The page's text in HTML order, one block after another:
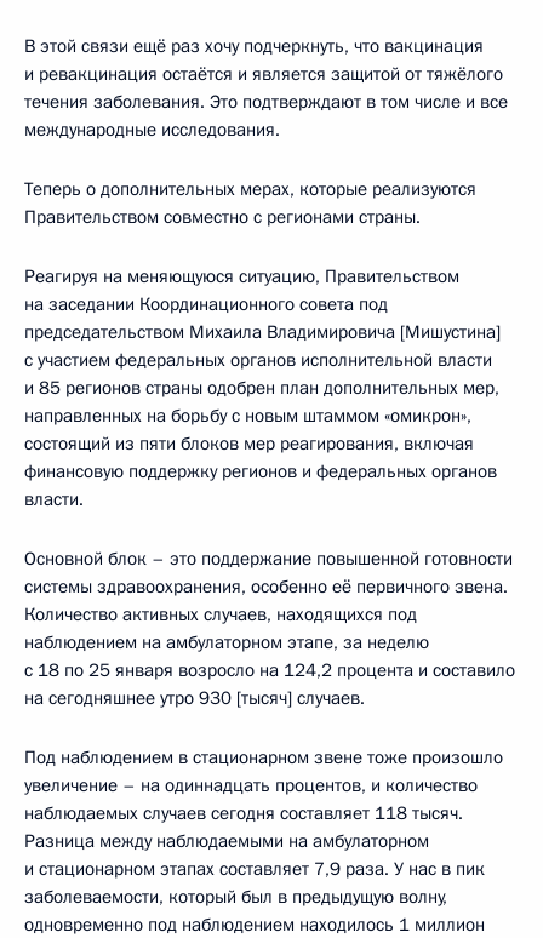
В этой связи ещё раз хочу подчеркнуть, что вакцинация
и ревакцинация остаётся и является защитой от тяжёлого
течения заболевания. Это подтверждают в том числе и все
международные исследования.
Теперь о дополнительных мерах, которые реализуются
Правительством совместно с регионами страны.
Реагируя на меняющуюся ситуацию, Правительством
на заседании Координационного совета под
председательством Михаила Владимировича [Мишустина]
с участием федеральных органов исполнительной власти
и 85 регионов страны одобрен план дополнительных мер,
направленных на борьбу с новым штаммом «омикрон»,
состоящий из пяти блоков мер реагирования, включая
финансовую поддержку регионов и федеральных органов
власти.
Основной блок – это поддержание повышенной готовности
системы здравоохранения, особенно её первичного звена.
Количество активных случаев, находящихся под
наблюдением на амбулаторном этапе, за неделю
с 18 по 25 января возросло на 124,2 процента и составило
на сегодняшнее утро 930 [тысяч] случаев.
Под наблюдением в стационарном звене тоже произошло
увеличение – на одиннадцать процентов, и количество
наблюдаемых случаев сегодня составляет 118 тысяч.
Разница между наблюдаемыми на амбулаторном
и стационарном этапах составляет 7,9 раза. У нас в пик
заболеваемости, который был в предыдущую волну,
одновременно под наблюдением находилось 1 миллион